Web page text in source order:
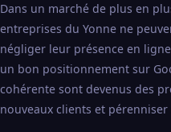
Dans un marché de plus en
entreprises du Yonne ne
négliger leur présence en
un bon positionnement sur
cohérente sont devenus des
nouveaux clients et